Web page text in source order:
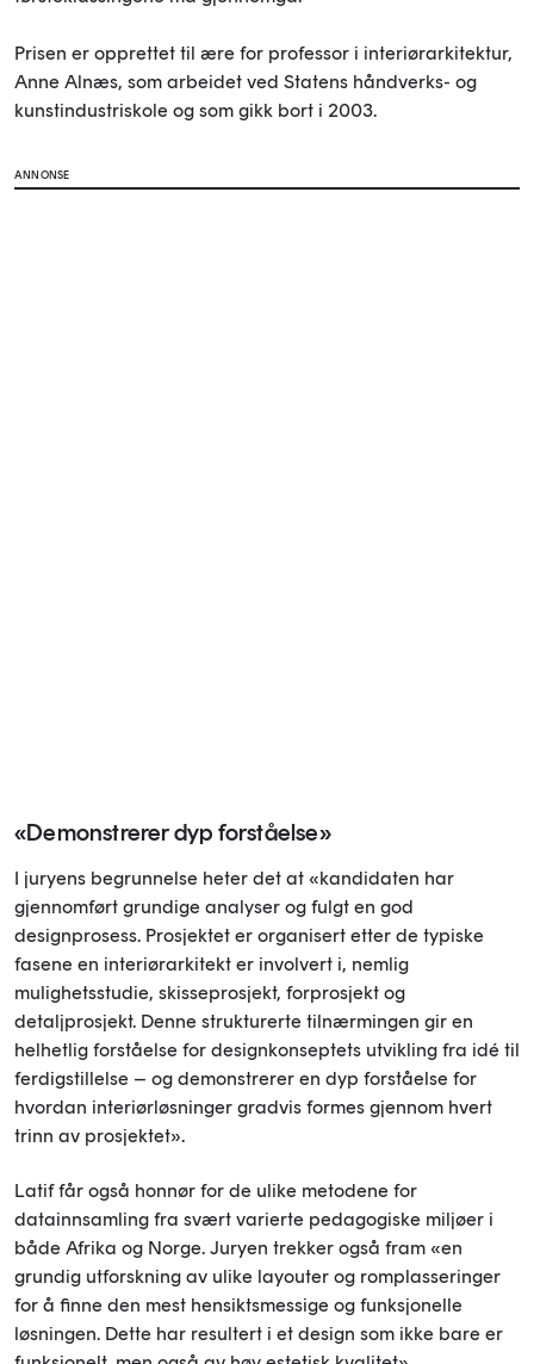
Prisen er opprettet til ære for professor i interiørarkitektur,
Anne Alnæs, som arbeidet ved Statens håndverks- og
kunstindustriskole og som gikk bort i 2003.
ANNONSE
«Demonstrerer dyp forståelse»
I juryens begrunnelse heter det at «kandidaten har
gjennomført grundige analyser og fulgt en god
designprosess. Prosjektet er organisert etter de typiske
fasene en interiørarkitekt er involvert i, nemlig
mulighetsstudie, skisseprosjekt, forprosjekt og
detaljprosjekt. Denne strukturerte tilnærmingen gir en
helhetlig forståelse for designkonseptets utvikling fra idé til
ferdigstillelse – og demonstrerer en dyp forståelse for
hvordan interiørløsninger gradvis formes gjennom hvert
trinn av prosjektet».
Latif får også honnør for de ulike metodene for
datainnsamling fra svært varierte pedagogiske miljøer i
både Afrika og Norge. Juryen trekker også fram «en
grundig utforskning av ulike layouter og romplasseringer
for å finne den mest hensiktsmessige og funksjonelle
løsningen. Dette har resultert i et design som ikke bare er